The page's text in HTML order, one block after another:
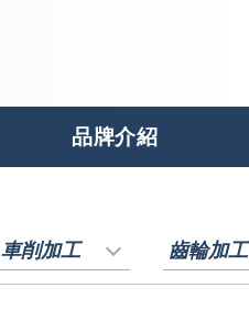
品牌介紹
車削加工 齒輪加工